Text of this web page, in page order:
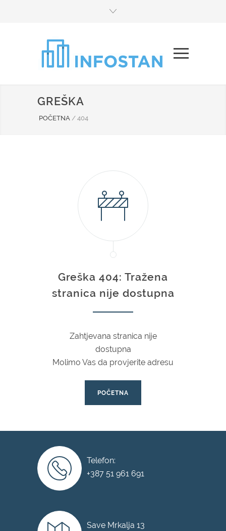
GREŠKA
POČETNA / 404
Greška 404: Tražena
stranica nije dostupna
Zahtjevana stranica nije
dostupna
Molimo Vas da provjerite adresu
POČETNA
Telefon:
+387 51 961 691
Save Mrkalja 13